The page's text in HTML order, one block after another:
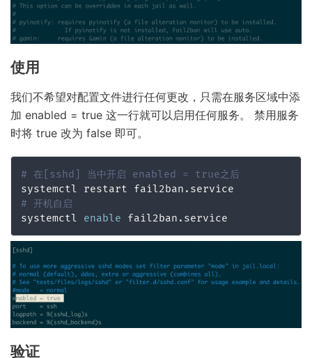
使用
我们不希望对配置文件进行任何更改，只需在服务区域中添
加 enabled = true 这一行就可以启用任何服务。 禁用服务
时将 true 改为 false 即可。
# 在[sshd] 当中开启 enabled = true之后
# 开机自启
systemctl enable fail2ban.service
验证